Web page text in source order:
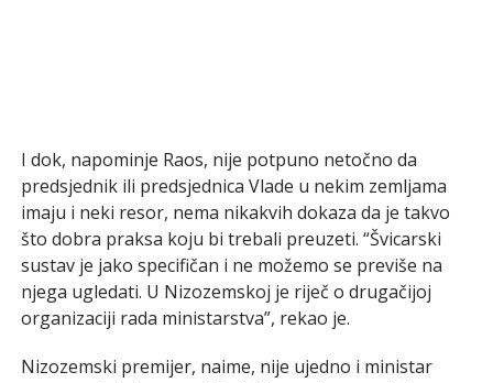
I dok, napominje Raos, nije potpuno netočno da
predsjednik ili predsjednica Vlade u nekim zemljama
imaju i neki resor, nema nikakvih dokaza da je takvo
što dobra praksa koju bi trebali preuzeti. “Švicarski
sustav je jako specifičan i ne možemo se previše na
njega ugledati. U Nizozemskoj je riječ o drugačijoj
organizaciji rada ministarstva”, rekao je.
Nizozemski premijer, naime, nije ujedno i ministar